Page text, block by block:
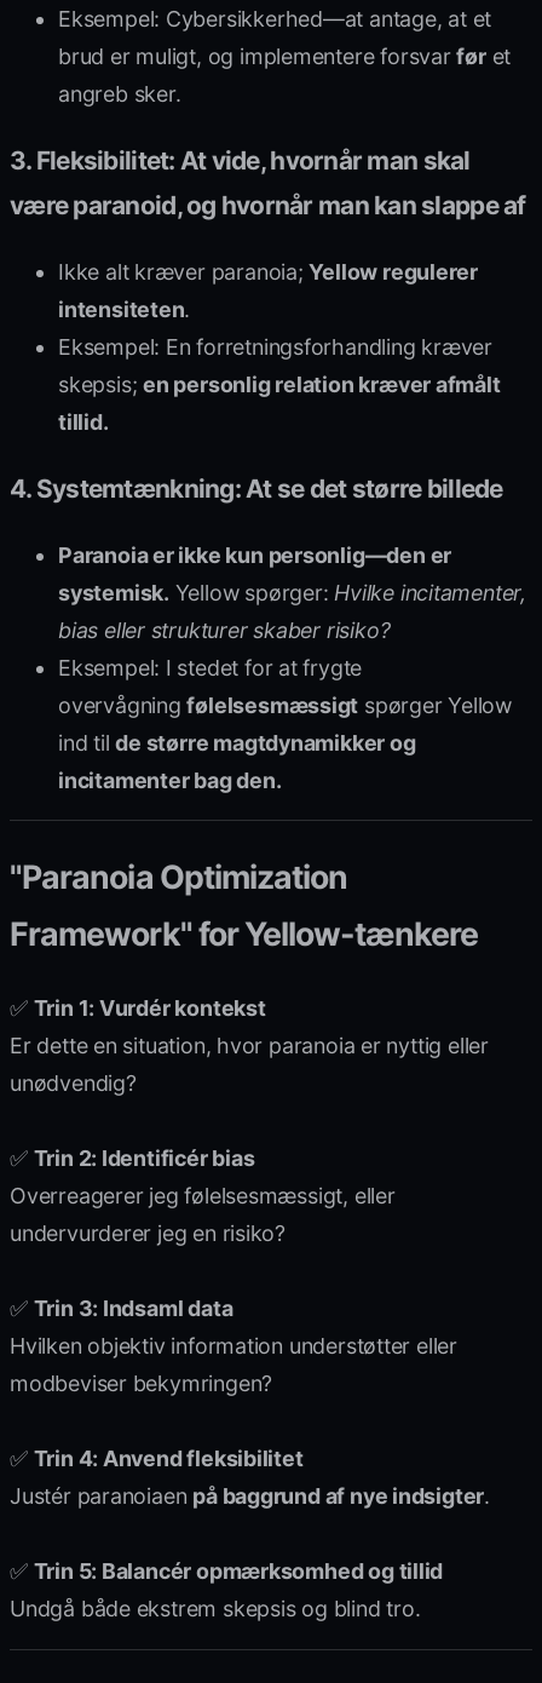
Eksempel: Cybersikkerhed—at antage, at et
brud er muligt, og implementere forsvarføret
angreb sker.
3. Fleksibilitet: At vide, hvornår man skal
være paranoid, og hvornår man kan slappe af
Ikke alt kræver paranoia;Yellow regulerer
intensiteten.
Eksempel: En forretningsforhandling kræver
skepsis;en personlig relation kræver afmålt
tillid.
4. Systemtænkning: At se det større billede
Paranoia er ikke kun personlig—den er
systemisk. Yellow spørger: Hvilke incitamenter,
bias eller strukturer skaber risiko?
Eksempel: I stedet for at frygte
overvågningfølelsesmæssigt spørger Yellow
ind tilde større magtdynamikker og
incitamenter bag den.
"Paranoia Optimization
Framework" for Yellow-tænkere
✅ Trin 1: Vurdér kontekst
Er dette en situation, hvor paranoia er nyttig eller
unødvendig?
✅ Trin 2: Identificér bias
Overreagerer jeg følelsesmæssigt, eller
undervurderer jeg en risiko?
✅ Trin 3: Indsaml data
Hvilken objektiv information understøtter eller
modbeviser bekymringen?
✅ Trin 4: Anvend fleksibilitet
Justér paranoiaen på baggrund af nye indsigter.
✅ Trin 5: Balancér opmærksomhed og tillid
Undgå både ekstrem skepsis og blind tro.